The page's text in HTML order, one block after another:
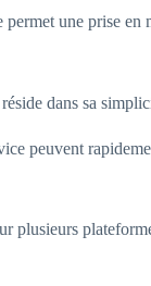
une prise
dans sa
peuvent
plusieurs